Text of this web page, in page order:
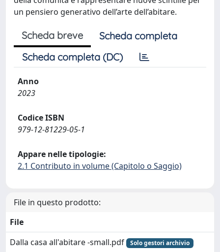
un pensiero generativo dell’arte dell’abitare.
Scheda breve
Scheda completa
Scheda completa (DC)
Anno
2023
Codice ISBN
979-12-81229-05-1
Appare nelle tipologie:
2.1 Contributo in volume (Capitolo o Saggio)
File in questo prodotto:
File
Dalla casa all'abitare -small.pdf
Solo gestori archivio